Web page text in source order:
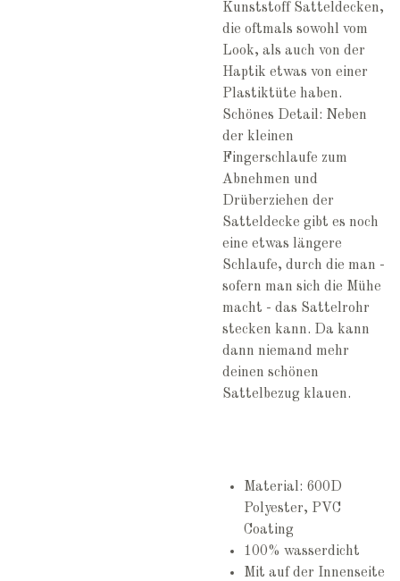
Kunststoff Satteldecken,
die oftmals sowohl vom
Look, als auch von der
Haptik etwas von einer
Plastiktüte haben.
Schönes Detail: Neben
der kleinen
Fingerschlaufe zum
Abnehmen und
Drüberziehen der
Satteldecke gibt es noch
eine etwas längere
Schlaufe, durch die man -
sofern man sich die Mühe
macht - das Sattelrohr
stecken kann. Da kann
dann niemand mehr
deinen schönen
Sattelbezug klauen.
Material: 600D
Polyester, PVC
Coating
100% wasserdicht
Mit auf der Innenseite